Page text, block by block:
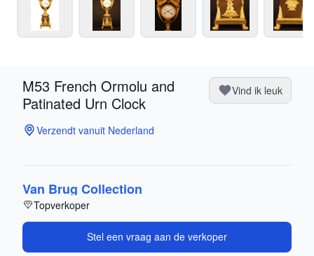
M53 French Ormolu and
Patinated Urn Clock
Vind ik leuk
Verzendt vanuit Nederland
Van Brug Collection
Topverkoper
Stel een vraag aan de verkoper